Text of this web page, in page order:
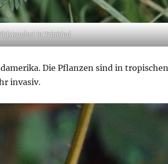
in Trinidad
Die Pflanzen sind in tropischen
invasiv.